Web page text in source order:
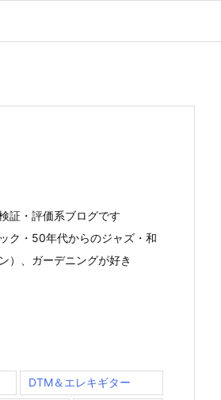
証・評価系ブログです
ク・50年代からのジャズ・和
）、ガーデニングが好き
DTM＆エレキギター